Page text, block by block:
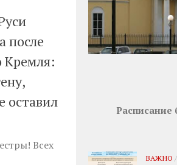
после
Кремля:
оставил
Всех
Расписание
ВАЖНО /